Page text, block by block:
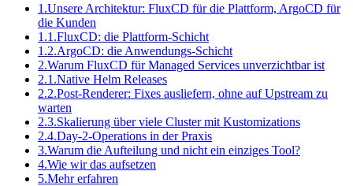
1.Unsere Architektur: FluxCD für die Plattform, ArgoCD für
die Kunden
1.1.FluxCD: die Plattform-Schicht
1.2.ArgoCD: die Anwendungs-Schicht
2.Warum FluxCD für Managed Services unverzichtbar ist
2.1.Native Helm Releases
2.2.Post-Renderer: Fixes ausliefern, ohne auf Upstream zu
warten
2.3.Skalierung über viele Cluster mit Kustomizations
2.4.Day-2-Operations in der Praxis
3.Warum die Aufteilung und nicht ein einziges Tool?
4.Wie wir das aufsetzen
5.Mehr erfahren